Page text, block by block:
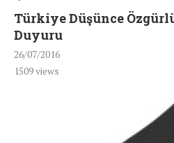
Türkiye Düşünce
Duyuru
26/07/2016
1509views